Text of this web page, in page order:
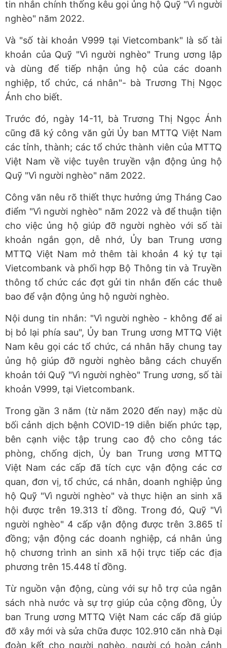
tin nhắn chính thống kêu gọi ủng hộ Quỹ "Vì người
nghèo" năm 2022.
Và "số tài khoản V999 tại Vietcombank" là số tài
khoản của Quỹ "Vì người nghèo" Trung ương lập
và dùng để tiếp nhận ủng hộ của các doanh
nghiệp, tổ chức, cá nhân"- bà Trương Thị Ngọc
Ánh cho biết.
Trước đó, ngày 14-11, bà Trương Thị Ngọc Ánh
cũng đã ký công văn gửi Ủy ban MTTQ Việt Nam
các tỉnh, thành; các tổ chức thành viên của MTTQ
Việt Nam về việc tuyên truyền vận động ủng hộ
Quỹ "Vì người nghèo" năm 2022.
Công văn nêu rõ thiết thực hưởng ứng Tháng Cao
điểm "Vì người nghèo" năm 2022 và để thuận tiện
cho việc ủng hộ giúp đỡ người nghèo với số tài
khoản ngắn gọn, dễ nhớ, Ủy ban Trung ương
MTTQ Việt Nam mở thêm tài khoản 4 ký tự tại
Vietcombank và phối hợp Bộ Thông tin và Truyền
thông tổ chức các đợt gửi tin nhắn đến các thuê
bao để vận động ủng hộ người nghèo.
Nội dung tin nhắn: "Vì người nghèo - không để ai
bị bỏ lại phía sau", Ủy ban Trung ương MTTQ Việt
Nam kêu gọi các tổ chức, cá nhân hãy chung tay
ủng hộ giúp đỡ người nghèo bằng cách chuyển
khoản tới Quỹ "Vì người nghèo" Trung ương, số tài
khoản V999, tại Vietcombank.
Trong gần 3 năm (từ năm 2020 đến nay) mặc dù
bối cảnh dịch bệnh COVID-19 diễn biến phức tạp,
bên cạnh việc tập trung cao độ cho công tác
phòng, chống dịch, Ủy ban Trung ương MTTQ
Việt Nam các cấp đã tích cực vận động các cơ
quan, đơn vị, tổ chức, cá nhân, doanh nghiệp ủng
hộ Quỹ "Vì người nghèo" và thực hiện an sinh xã
hội được trên 19.313 tỉ đồng. Trong đó, Quỹ "Vì
người nghèo" 4 cấp vận động được trên 3.865 tỉ
đồng; vận động các doanh nghiệp, cá nhân ủng
hộ chương trình an sinh xã hội trực tiếp các địa
phương trên 15.448 tỉ đồng.
Từ nguồn vận động, cùng với sự hỗ trợ của ngân
sách nhà nước và sự trợ giúp của cộng đồng, Ủy
ban Trung ương MTTQ Việt Nam các cấp đã giúp
đỡ xây mới và sửa chữa được 102.910 căn nhà Đại
đoàn kết cho người nghèo, người có hoàn cảnh